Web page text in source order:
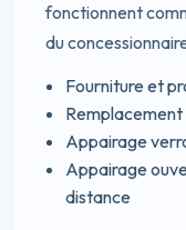
fonctionnent
du
Fourniture et
Appairage
Appairage
distance